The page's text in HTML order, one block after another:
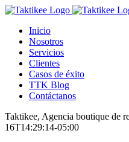
Saltar
contenido
Inicio
Nosotros
Servicios
Clientes
Casos de éxito
TTK Blog
Contáctanos
Taktikee, Agencia boutique de
16T14:29:14-05:00